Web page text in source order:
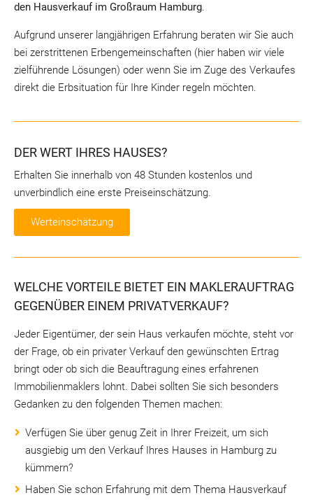
den Hausverkauf im Großraum Hamburg.
Aufgrund unserer langjährigen Erfahrung beraten wir Sie auch
bei zerstrittenen Erbengemeinschaften (hier haben wir viele
zielführende Lösungen) oder wenn Sie im Zuge des Verkaufes
direkt die Erbsituation für Ihre Kinder regeln möchten.
DER WERT IHRES HAUSES?
Erhalten Sie innerhalb von 48 Stunden kostenlos und
unverbindlich eine erste Preiseinschätzung.
Werteinschätzung
WELCHE VORTEILE BIETET EIN MAKLERAUFTRAG
GEGENÜBER EINEM PRIVATVERKAUF?
Jeder Eigentümer, der sein Haus verkaufen möchte, steht vor
der Frage, ob ein privater Verkauf den gewünschten Ertrag
bringt oder ob sich die Beauftragung eines erfahrenen
Immobilienmaklers lohnt. Dabei sollten Sie sich besonders
Gedanken zu den folgenden Themen machen:
Verfügen Sie über genug Zeit in Ihrer Freizeit, um sich
ausgiebig um den Verkauf Ihres Hauses in Hamburg zu
kümmern?
Haben Sie schon Erfahrung mit dem Thema Hausverkauf